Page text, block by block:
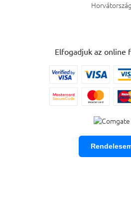
Horvátország
Elfogadjuk az online